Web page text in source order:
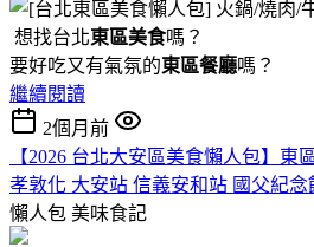
想找台北東區美食嗎？
要好吃又有氣氛的東區餐廳嗎？
繼續閱讀
2個月前
【2026 台北大安區美食懶人包】東
孝敦化 大安站 信義安和站 國父紀念
懶人包 美味食記